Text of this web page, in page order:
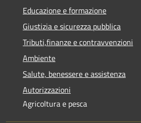
Educazione e formazione
Giustizia e sicurezza pubblica
Tributi,finanze e contravvenzioni
Ambiente
Salute, benessere e assistenza
Autorizzazioni
Agricoltura e pesca